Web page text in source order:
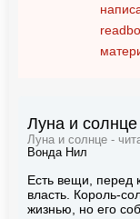
Луна и солнце
Луна и солнце -
Вонда Нил
Есть вещи, перед
власть. Король-
жизнью, но его